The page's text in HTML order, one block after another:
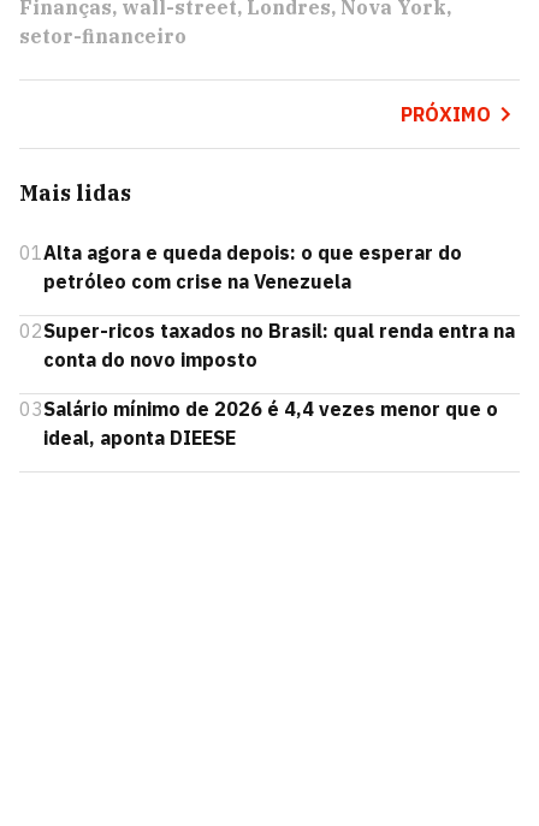
Finanças wall-street Londres Nova York
setor-financeiro
PRÓXIMO
Mais lidas
01Alta agora e queda depois: o que esperar do
petróleo com crise na Venezuela
02Super-ricos taxados no Brasil: qual renda entra na
conta do novo imposto
03Salário mínimo de 2026 é 4,4 vezes menor que o
ideal, aponta DIEESE